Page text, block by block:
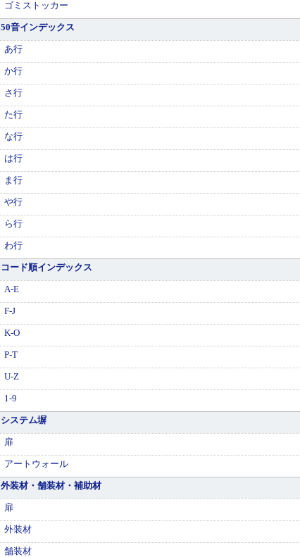
ゴミストッカー
50音インデックス
あ行
か行
さ行
た行
な行
は行
ま行
や行
ら行
わ行
コード順インデックス
A-E
F-J
K-O
P-T
U-Z
1-9
システム塀
扉
アートウォール
外装材・舗装材・補助材
扉
外装材
舗装材